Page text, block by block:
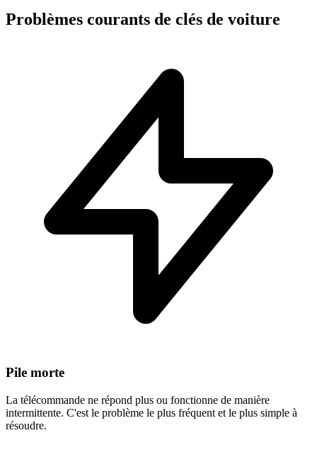
Problèmes courants de clés de voiture
Pile morte
La télécommande ne répond plus ou fonctionne de manière
intermittente. C'est le problème le plus fréquent et le plus simple à
résoudre.